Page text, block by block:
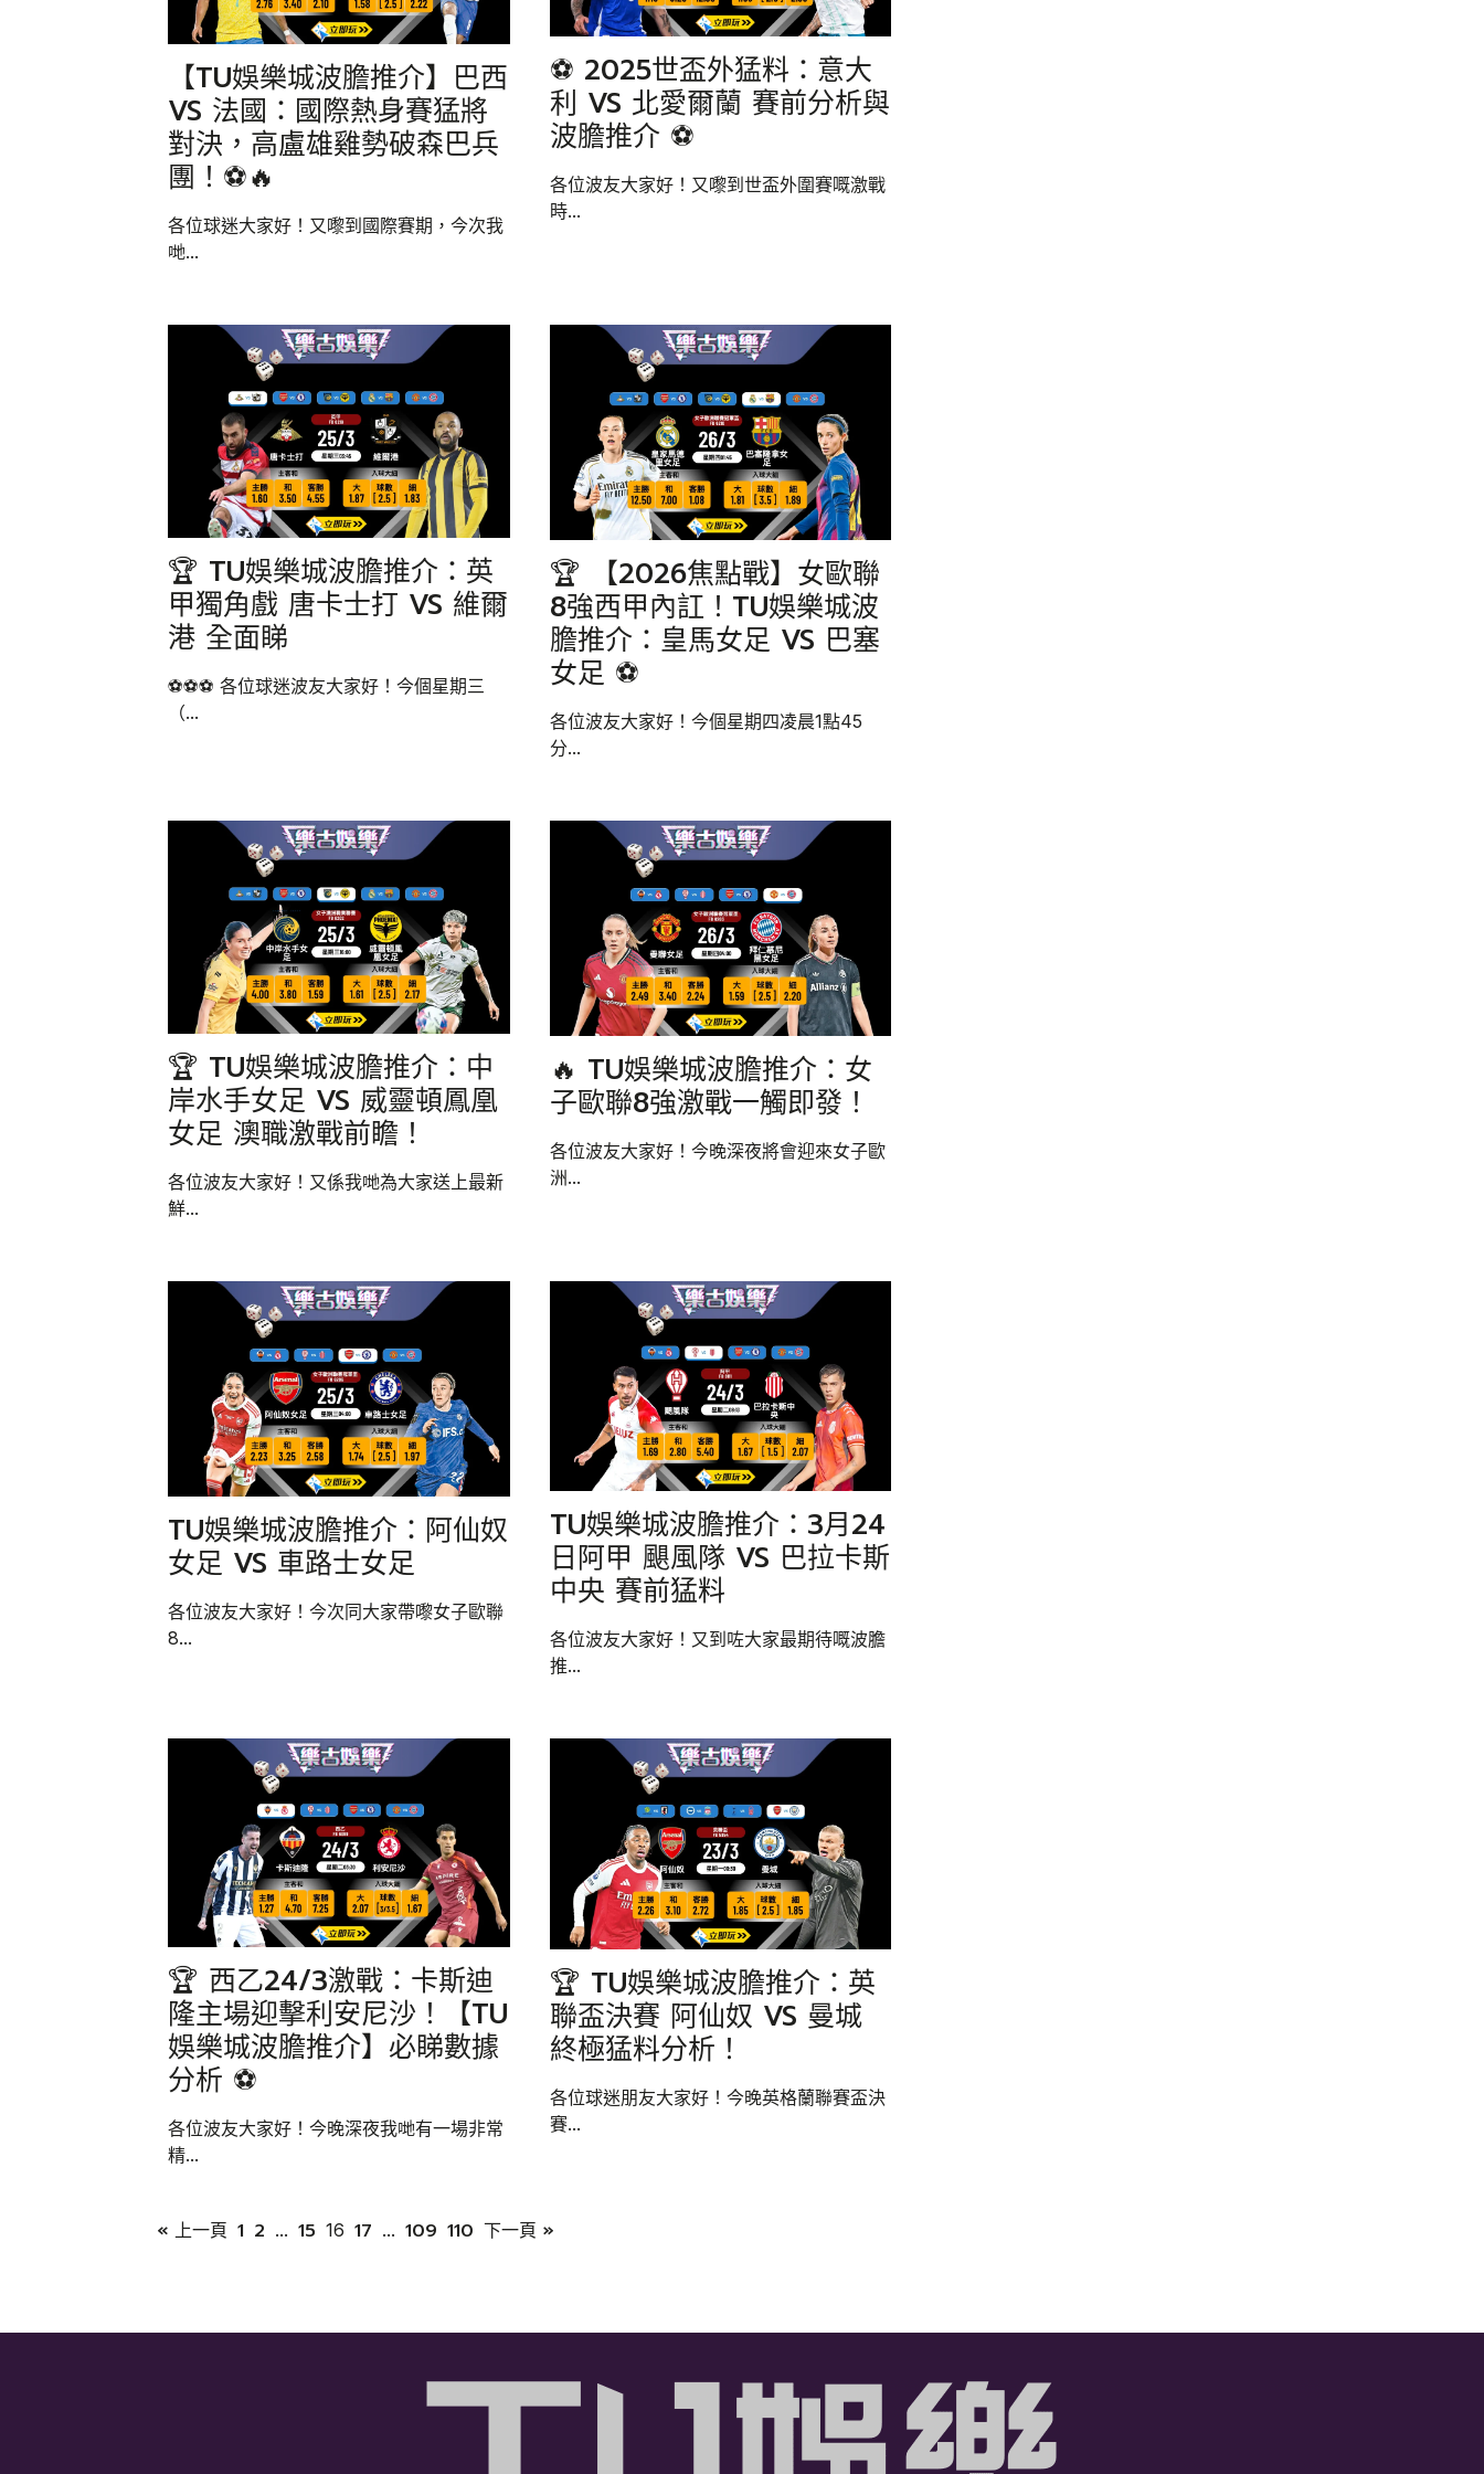
【TU娛樂城波膽推介】巴西
VS 法國：國際熱身賽猛將
對決，高盧雄雞勢破森巴兵
團！⚽️🔥
各位球迷大家好！又嚟到國際賽期，今次我
哋...
⚽ 2025世盃外猛料：意大
利 VS 北愛爾蘭 賽前分析與
波膽推介 ⚽
各位波友大家好！又嚟到世盃外圍賽嘅激戰
時...
🏆 TU娛樂城波膽推介：英
甲獨角戲 唐卡士打 VS 維爾
港 全面睇
⚽⚽⚽ 各位球迷波友大家好！今個星期三
（...
🏆 【2026焦點戰】女歐聯
8強西甲內訌！TU娛樂城波
膽推介：皇馬女足 VS 巴塞
女足 ⚽
各位波友大家好！今個星期四凌晨1點45
分...
🏆 TU娛樂城波膽推介：中
岸水手女足 VS 威靈頓鳳凰
女足 澳職激戰前瞻！
各位波友大家好！又係我哋為大家送上最新
鮮...
🔥 TU娛樂城波膽推介：女
子歐聯8強激戰一觸即發！
各位波友大家好！今晚深夜將會迎來女子歐
洲...
TU娛樂城波膽推介：阿仙奴
女足 VS 車路士女足
各位波友大家好！今次同大家帶嚟女子歐聯
8...
TU娛樂城波膽推介：3月24
日阿甲 颶風隊 VS 巴拉卡斯
中央 賽前猛料
各位波友大家好！又到咗大家最期待嘅波膽
推...
🏆 西乙24/3激戰：卡斯迪
隆主場迎擊利安尼沙！【TU
娛樂城波膽推介】必睇數據
分析 ⚽
各位波友大家好！今晚深夜我哋有一場非常
精...
🏆 TU娛樂城波膽推介：英
聯盃決賽 阿仙奴 VS 曼城
終極猛料分析！
各位球迷朋友大家好！今晚英格蘭聯賽盃決
賽...
« 上一頁 1 2 ... 15 16 17 ... 109 110 下一頁 »